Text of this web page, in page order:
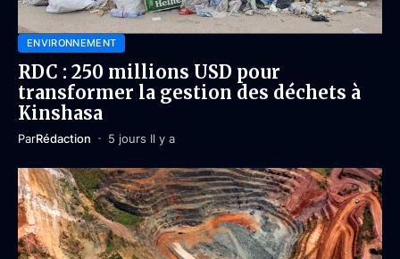
ENVIRONNEMENT
RDC : 250 millions USD pour
transformer la gestion des déchets à
Kinshasa
ParRédaction 5 jours Il y a